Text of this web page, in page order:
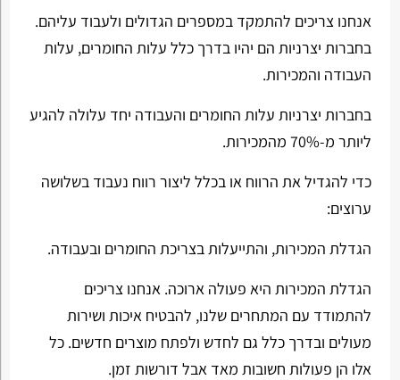
אנחנו צריכים להתמקד במספרים הגדולים ולעבוד עליהם.
בחברות יצרניות הם יהיו בדרך כלל עלות החומרים, עלות
העבודה והמכירות.
בחברות יצרניות עלות החומרים והעבודה יחד עלולה להגיע
ליותר מ-70% מהמכירות.
כדי להגדיל את הרווח או בכלל ליצור רווח נעבוד בשלושה
ערוצים:
הגדלת המכירות, והתייעלות בצריכת החומרים ובעבודה.
הגדלת המכירות היא פעולה ארוכה. אנחנו צריכים
להתמודד עם המתחרים שלנו, להבטיח איכות ושירות
מעולים ובדרך כלל גם לחדש ולפתח מוצרים חדשים. כל
אלו הן פעולות חשובות מאד אבל דורשות זמן.